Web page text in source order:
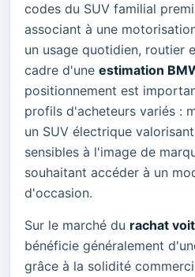
codes du SUV familial
associant à une
un usage quotidien, routier
cadre d'une estimation
positionnement est
profils d'acheteurs variés :
un SUV électrique
sensibles à l'image de
souhaitant accéder à un
d'occasion.
Sur le marché du rachat
bénéficie généralement
grâce à la solidité